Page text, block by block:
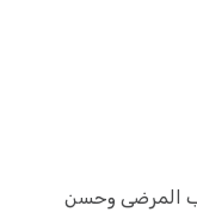
المرضى وحسن